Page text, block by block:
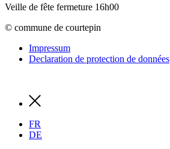
Veille de fête fermeture 16h00
© commune de courtepin
Impressum
Declaration de protection de données
FR
DE